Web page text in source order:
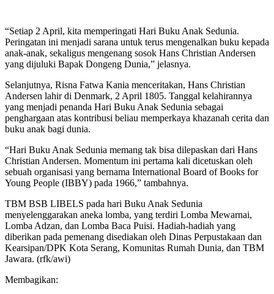
“Setiap 2 April, kita memperingati Hari Buku Anak Sedunia.
Peringatan ini menjadi sarana untuk terus mengenalkan buku kepada
anak-anak, sekaligus mengenang sosok Hans Christian Andersen
yang dijuluki Bapak Dongeng Dunia,” jelasnya.
Selanjutnya, Risna Fatwa Kania menceritakan, Hans Christian
Andersen lahir di Denmark, 2 April 1805. Tanggal kelahirannya
yang menjadi penanda Hari Buku Anak Sedunia sebagai
penghargaan atas kontribusi beliau memperkaya khazanah cerita dan
buku anak bagi dunia.
“Hari Buku Anak Sedunia memang tak bisa dilepaskan dari Hans
Christian Andersen. Momentum ini pertama kali dicetuskan oleh
sebuah organisasi yang bernama International Board of Books for
Young People (IBBY) pada 1966,” tambahnya.
TBM BSB LIBELS pada hari Buku Anak Sedunia
menyelenggarakan aneka lomba, yang terdiri Lomba Mewarnai,
Lomba Adzan, dan Lomba Baca Puisi. Hadiah-hadiah yang
diberikan pada pemenang disediakan oleh Dinas Perpustakaan dan
Kearsipan/DPK Kota Serang, Komunitas Rumah Dunia, dan TBM
Jawara. (rfk/awi)
Membagikan: